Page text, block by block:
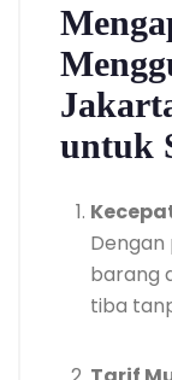
untuk
barang
tiba